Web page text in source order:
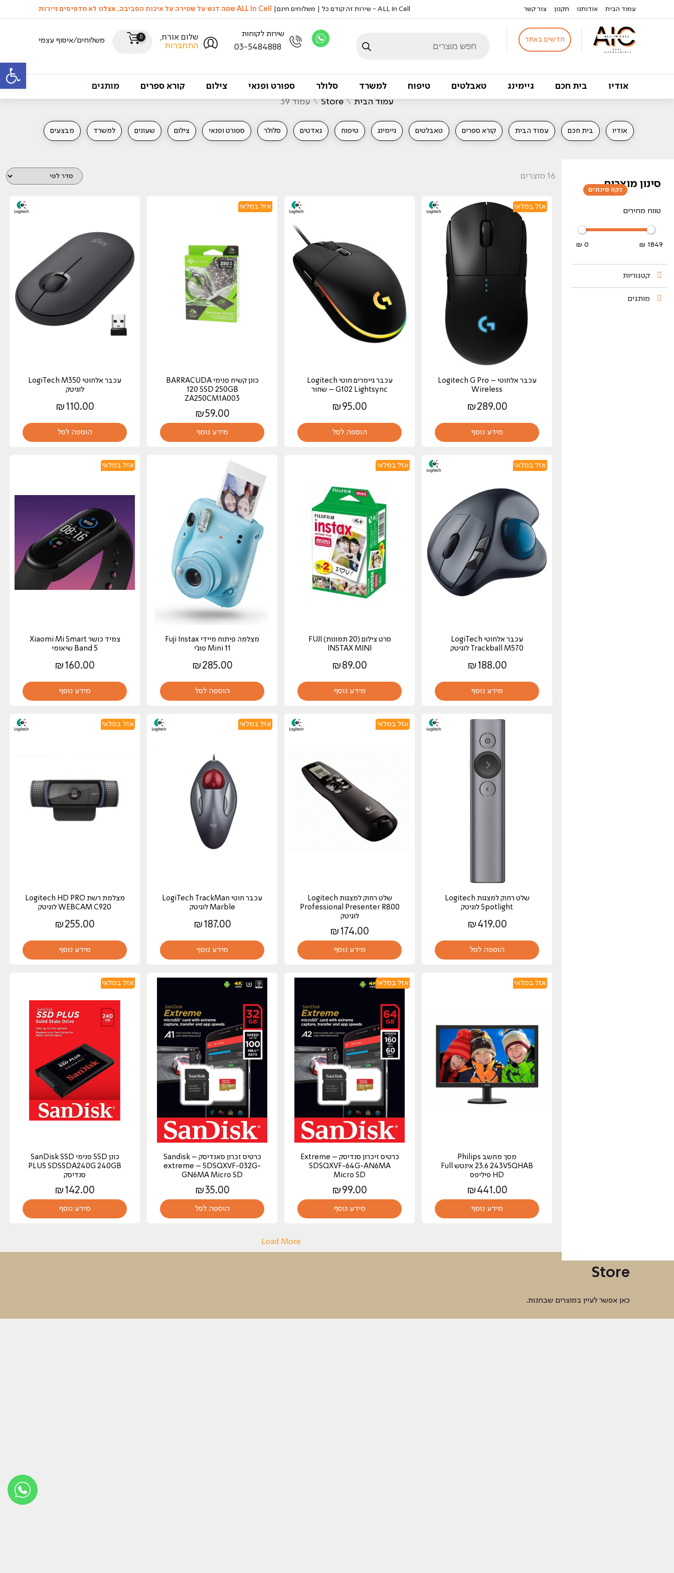
פתח
עמוד הבית אודותנו תקנון צור קשר ALL In Cell - שירות זה קודם כל | משלוחים חינם| ALL In Cell שמה דגש על שמירה על איכות הסביבה, אצלנו לא מדפיסים ניירות
חדשים באתר
search
שירות לקוחות
03-5484888
שלום אורח,
התחברות
0 משלוחים/איסוף עצמי
אודיו בית חכם גיימינג טאבלטים טיפוח למשרד סלולר ספורט ופנאי צילום קורא ספרים
מותגים
עמוד הבית \
Store
\ עמוד 39
אודיו בית חכם עמוד הבית קורא ספרים טאבלטים גיימינג טיפוח גאדטים סלולר ספורט ופנאי צילום שעונים למשרד מבצעים
סינון מוצרים
נקה סינונים
טווח מחירים
0 ₪ 1849 ₪
קטגוריות
מותגים
16 מוצרים
אזל במלאי
עכבר אלחוטי – Logitech G Pro
Wireless
₪ 289.00
מידע נוסף
עכבר גיימרים חוטי Logitech
G102 Lightsync – שחור
₪ 95.00
הוספה לסל
אזל במלאי
כונן קשיח פנימי BARRACUDA
120 SSD 250GB
ZA250CM1A003
₪59.00
מידע נוסף
עכבר אלחוטי LogiTech M350
לוגיטק
₪ 110.00
הוספה לסל
אזל במלאי
‏עכבר אלחוטי LogiTech
Trackball M570 לוגיטק
₪ 188.00
מידע נוסף
אזל במלאי
סרט צילום (ׁ20 תמונות) FUJI
INSTAX MINI
₪ 89.00
מידע נוסף
מצלמה ‏פיתוח מיידי Fuji Instax
Mini 11 פוג'י
₪ 285.00
הוספה לסל
אזל במלאי
צמיד כושר Xiaomi Mi Smart
Band 5 שיאומי
₪ 160.00
מידע נוסף
שלט רחוק ‏למצגות Logitech
Spotlight לוגיטק
₪ 419.00
הוספה לסל
אזל במלאי
שלט רחוק ‏למצגות Logitech
Professional Presenter R800
לוגיטק
₪ 174.00
מידע נוסף
אזל במלאי
‏עכבר חוטי LogiTech TrackMan
Marble לוגיטק
₪ 187.00
מידע נוסף
אזל במלאי
מצלמת רשת Logitech HD PRO
WEBCAM C920 לוגיטק
₪ 255.00
מידע נוסף
אזל במלאי
מסך מחשב Philips
243V5QHAB ‏23.6 ‏אינטש Full
HD פיליפס
₪ 441.00
מידע נוסף
אזל במלאי
כרטיס זיכרון סנדיסק – Extreme
SDSQXVF-64G-AN6MA
Micro SD
₪ 99.00
מידע נוסף
כרטיס זכרון סאנדיסק – Sandisk
extreme – SDSQXVF-032G-
GN6MA Micro SD
₪ 35.00
הוספה לסל
אזל במלאי
כונן SSD פנימי SanDisk SSD
PLUS SDSSDA240G 240GB
סנדיסק
₪ 142.00
מידע נוסף
Load More
Store
כאן אפשר לעיין במוצרים שבחנות.